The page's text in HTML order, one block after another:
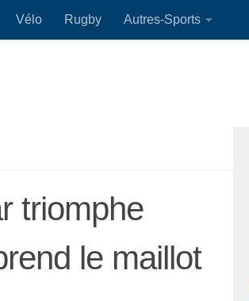
Vélo Rugby Autres-Sports
triomphe
le maillot